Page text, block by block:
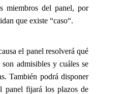
miembros del panel, por
que existe “caso“.
el panel resolverá qué
son admisibles y cuáles se
También podrá disponer
panel fijará los plazos de